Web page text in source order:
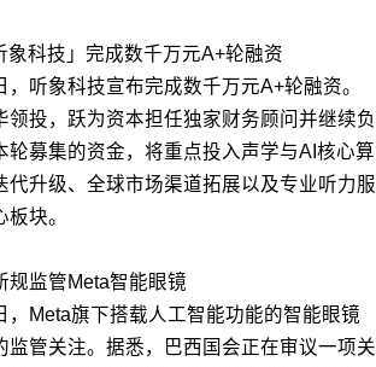
象科技」完成数千万元A+轮融资
听象科技宣布完成数千万元A+轮融资。
领投，跃为资本担任独家财务顾问并继续负
轮募集的资金，将重点投入声学与AI核心算
代升级、全球市场渠道拓展以及专业听力服
块。
规监管Meta智能眼镜
，Meta旗下搭载人工智能功能的智能眼镜
监管关注。据悉，巴西国会正在审议一项关